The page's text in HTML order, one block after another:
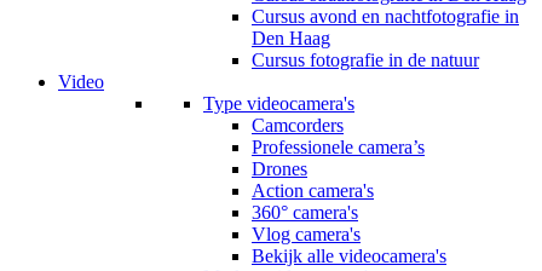
Cursus avond en nachtfotografie in
Den Haag
Cursus fotografie in de natuur
Video
Type videocamera's
Camcorders
Professionele camera’s
Drones
Action camera's
360° camera's
Vlog camera's
Bekijk alle videocamera's